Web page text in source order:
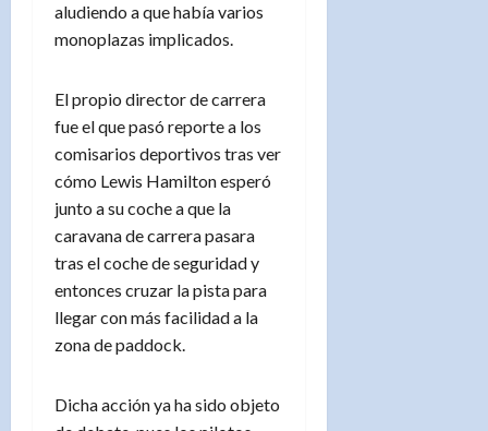
aludiendo a que había varios
monoplazas implicados.
El propio director de carrera
fue el que pasó reporte a los
comisarios deportivos tras ver
cómo Lewis Hamilton esperó
junto a su coche a que la
caravana de carrera pasara
tras el coche de seguridad y
entonces cruzar la pista para
llegar con más facilidad a la
zona de paddock.
Dicha acción ya ha sido objeto